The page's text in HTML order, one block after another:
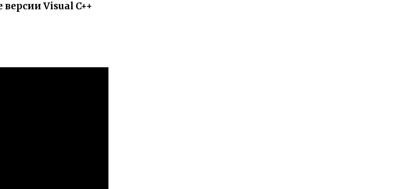
Visual C++